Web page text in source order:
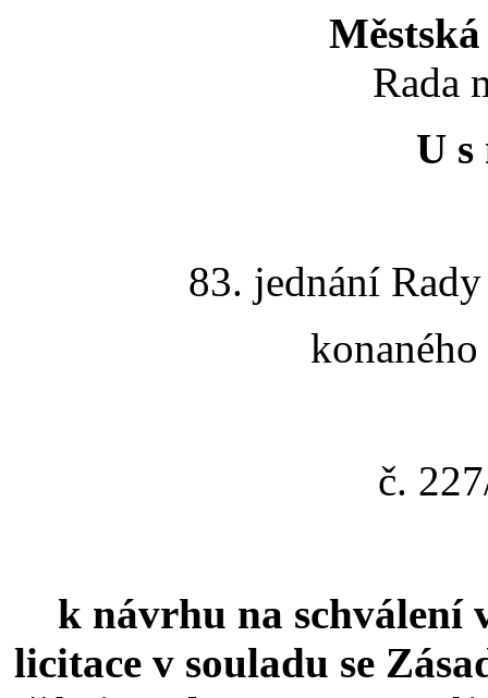
Rada
U s
83. jednání
č.
k návrhu na schválení
licitace v souladu se